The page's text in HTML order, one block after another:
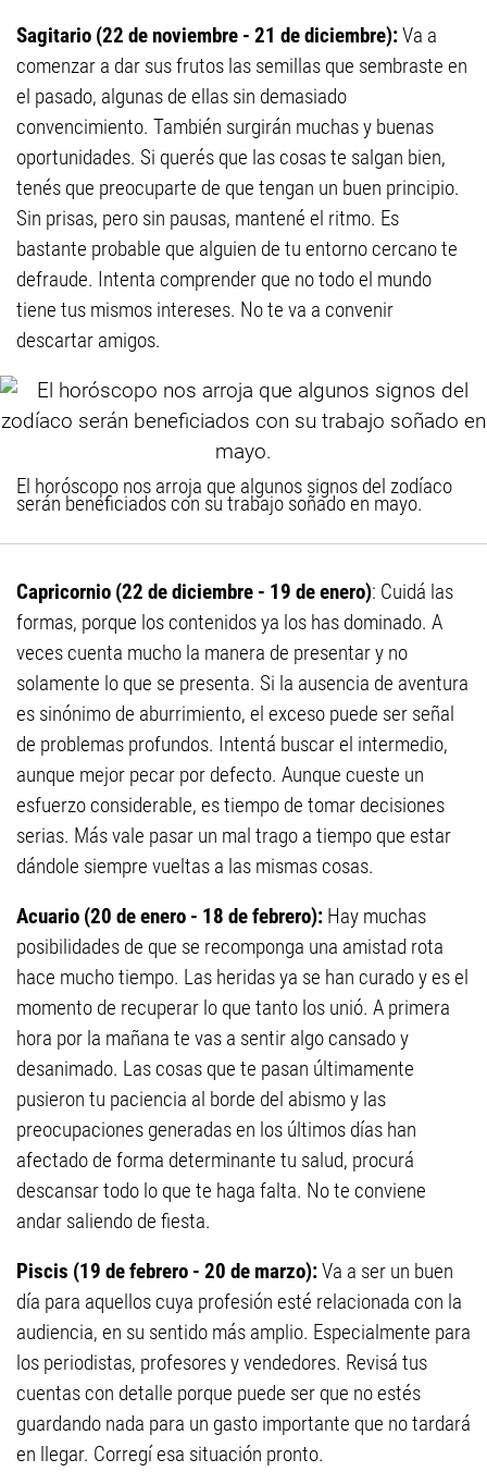
Sagitario (22 de noviembre - 21 de diciembre):Va a
comenzar a dar sus frutos las semillas que sembraste en
el pasado, algunas de ellas sin demasiado
convencimiento. También surgirán muchas y buenas
oportunidades. Si querés que las cosas te salgan bien,
tenés que preocuparte de que tengan un buen principio.
Sin prisas, pero sin pausas, mantené el ritmo. Es
bastante probable que alguien de tu entorno cercano te
defraude. Intenta comprender que no todo el mundo
tiene tus mismos intereses. No te va a convenir
descartar amigos.
El horóscopo nos arroja que algunos signos del zodíaco
serán beneficiados con su trabajo soñado en mayo.
Capricornio (22 de diciembre - 19 de enero): Cuidá las
formas, porque los contenidos ya los has dominado. A
veces cuenta mucho la manera de presentar y no
solamente lo que se presenta. Si la ausencia de aventura
es sinónimo de aburrimiento, el exceso puede ser señal
de problemas profundos. Intentá buscar el intermedio,
aunque mejor pecar por defecto. Aunque cueste un
esfuerzo considerable, es tiempo de tomar decisiones
serias. Más vale pasar un mal trago a tiempo que estar
dándole siempre vueltas a las mismas cosas.
Acuario (20 de enero - 18 de febrero): Hay muchas
posibilidades de que se recomponga una amistad rota
hace mucho tiempo. Las heridas ya se han curado y es el
momento de recuperar lo que tanto los unió. A primera
hora por la mañana te vas a sentir algo cansado y
desanimado. Las cosas que te pasan últimamente
pusieron tu paciencia al borde del abismo y las
preocupaciones generadas en los últimos días han
afectado de forma determinante tu salud, procurá
descansar todo lo que te haga falta. No te conviene
andar saliendo de fiesta.
Piscis (19 de febrero - 20 de marzo):Va a ser un buen
día para aquellos cuya profesión esté relacionada con la
audiencia, en su sentido más amplio. Especialmente para
los periodistas, profesores y vendedores. Revisá tus
cuentas con detalle porque puede ser que no estés
guardando nada para un gasto importante que no tardará
en llegar. Corregí esa situación pronto.